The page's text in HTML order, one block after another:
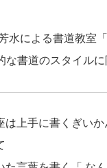
水による書道教室
な書道のスタイル
は上手に書くぎい